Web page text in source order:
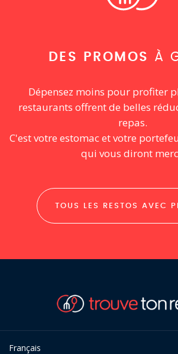
DES PROMOS À
Dépensez moins pour profiter
restaurants offrent de belles
repas.
C'est votre estomac et votre
qui vous diront
TOUS LES RESTOS AVEC
Français